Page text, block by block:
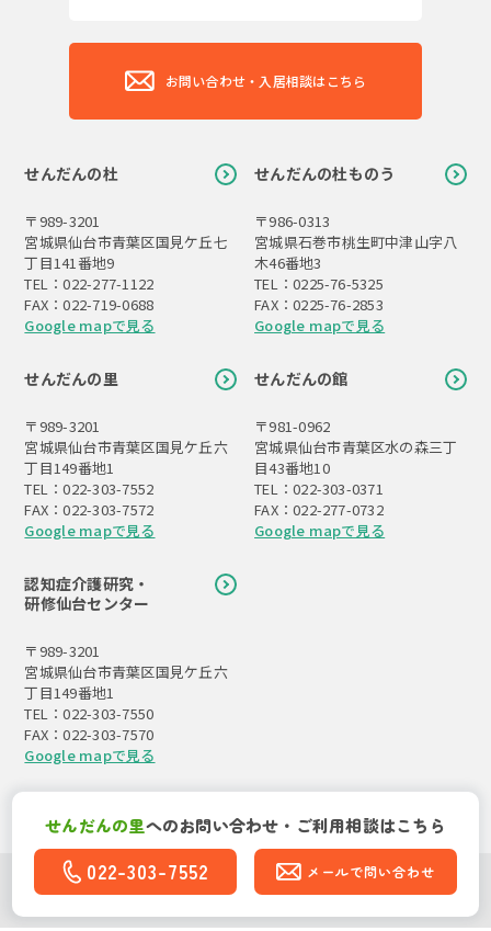
せんだんの里へのお問い合わせ・ご利用相談はこちら
022-303-7552 メールで問い合わせ
お問い合わせ・入居相談はこちら
せんだんの杜
〒989-3201
宮城県仙台市青葉区国見ケ丘七
丁目141番地9
TEL：022-277-1122
FAX：022-719-0688
Google mapで見る
せんだんの杜ものう
〒986-0313
宮城県石巻市桃生町中津山字八
木46番地3
TEL：0225-76-5325
FAX：0225-76-2853
Google mapで見る
せんだんの里
〒989-3201
宮城県仙台市青葉区国見ケ丘六
丁目149番地1
TEL：022-303-7552
FAX：022-303-7572
Google mapで見る
せんだんの館
〒981-0962
宮城県仙台市青葉区水の森三丁
目43番地10
TEL：022-303-0371
FAX：022-277-0732
Google mapで見る
認知症介護研究・
研修仙台センター
〒989-3201
宮城県仙台市青葉区国見ケ丘六
丁目149番地1
TEL：022-303-7550
FAX：022-303-7570
Google mapで見る
Copyright(C)社会福祉法人 東北福祉会